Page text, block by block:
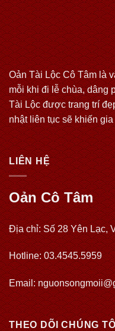
Oản Tài Lộc Cô Tâm là
mỗi khi đi lễ chùa, dâng
Tài Lộc được trang trí
nhật liên tục sẽ khiến
LIÊN HỆ
Oản Cô Tâm
Địa chỉ: Số 28 Yên Lạc,
Hotline: 03.4545.5959
Email:
THEO DÕI CHÚNG